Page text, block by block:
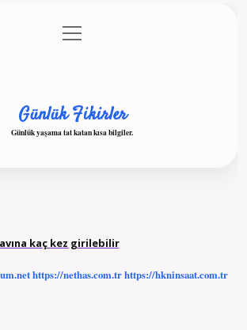
Gizlilik Politikası
menüyü
aç
Günlük Fikirler
Günlük yaşama tat katan kısa bilgiler.
kaç kez girilebilir
https://nethas.com.trhttps://hkninsaat.com.tr